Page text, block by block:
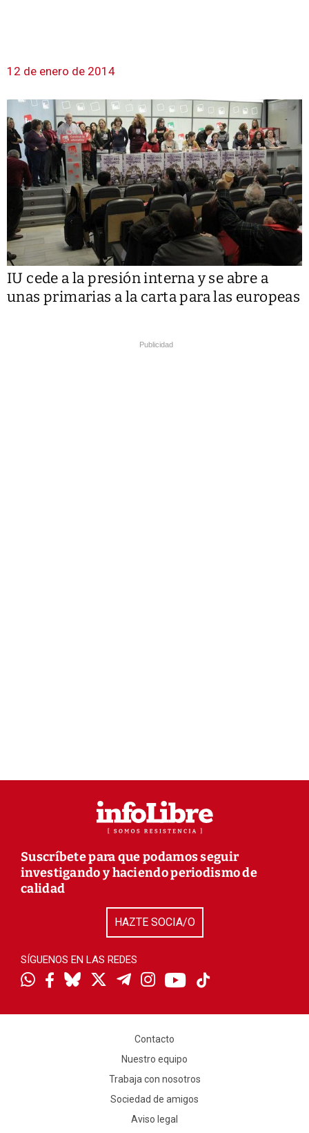
12 de enero de 2014
IU cede a la presión interna y se abre a
unas primarias a la carta para las europeas
Publicidad
Suscríbete para que podamos seguir
investigando y haciendo periodismo de
calidad
HAZTE SOCIA/O
SÍGUENOS EN LAS REDES
Contacto
Nuestro equipo
Trabaja con nosotros
Sociedad de amigos
Aviso legal